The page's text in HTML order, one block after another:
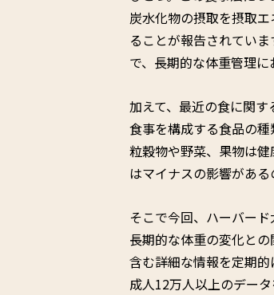
炭水化物の摂取を摂取
ることが報告されてい
で、長期的な体重管理に
加えて、最近の食に関す
食事を構成する食品の
粒穀物や野菜、果物は
はマイナスの影響がある
そこで今回、ハーバー
長期的な体重の変化と
含む詳細な情報を定期
成人12万人以上のデー